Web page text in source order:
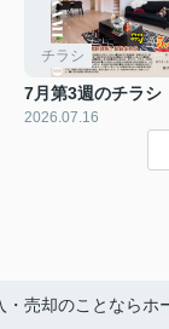
チラシ
7月第3週のチラシ
2026.07.16
売却のことならホ